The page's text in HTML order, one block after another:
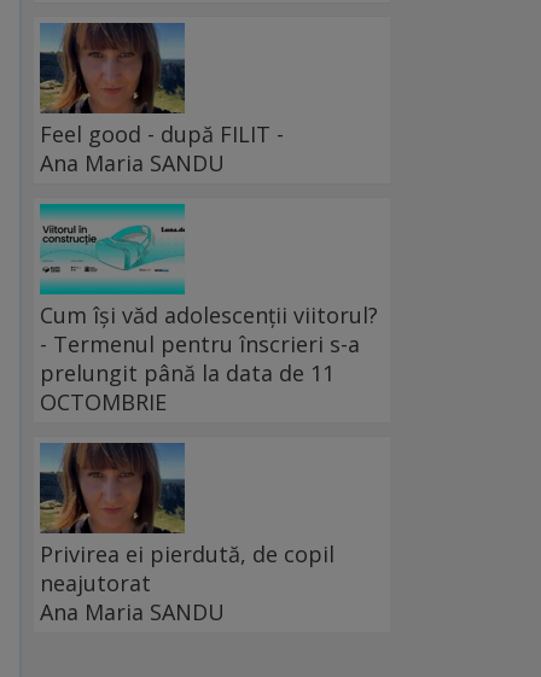
Feel good - după FILIT -
Ana Maria SANDU
Cum își văd adolescenții viitorul?
- Termenul pentru înscrieri s-a
prelungit până la data de 11
OCTOMBRIE
Privirea ei pierdută, de copil
neajutorat
Ana Maria SANDU